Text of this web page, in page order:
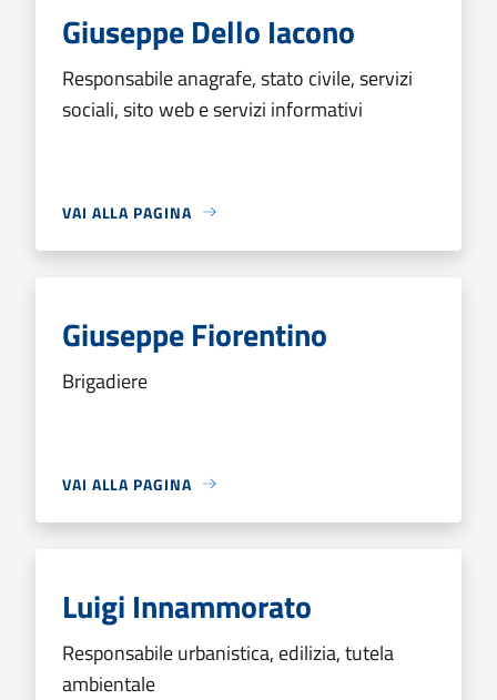
Giuseppe Dello Iacono
Responsabile anagrafe, stato civile, servizi
sociali, sito web e servizi informativi
VAI ALLA PAGINA
Giuseppe Fiorentino
Brigadiere
VAI ALLA PAGINA
Luigi Innammorato
Responsabile urbanistica, edilizia, tutela
ambientale